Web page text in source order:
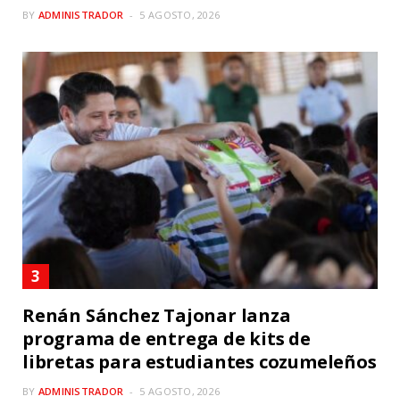
BY ADMINISTRADOR 5 AGOSTO, 2026
Renán Sánchez Tajonar lanza
programa de entrega de kits de
libretas para estudiantes cozumeleños
BY ADMINISTRADOR 5 AGOSTO, 2026